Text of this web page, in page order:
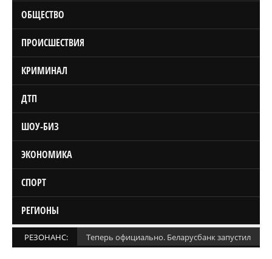
ОБЩЕСТВО
ПРОИСШЕСТВИЯ
КРИМИНАЛ
ДТП
ШОУ-БИЗ
ЭКОНОМИКА
СПОРТ
РЕГИОНЫ
РЕЗОНАНС: Теперь официально. Беларусбанк запустил